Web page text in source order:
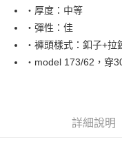
悠遊付
Google Pay
AFTEE先享後付
１．簡單：不需註冊會員、
‧厚度：中等
‧彈性：佳
‧褲頭樣式：釦子+拉
‧model 173/62，穿
詳細說明